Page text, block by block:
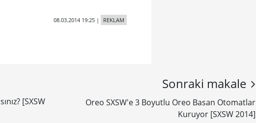
08.03.2014 19:25| REKLAM
[SXSW
Sonraki makale
Oreo SXSW'e 3 Boyutlu Oreo Basan Otomatlar
Kuruyor [SXSW 2014]